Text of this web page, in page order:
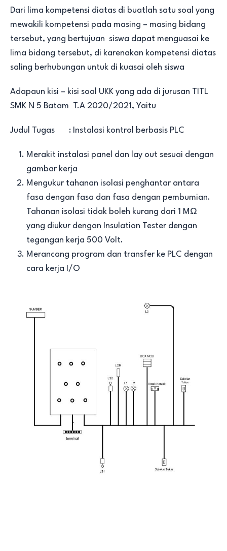
Dari lima kompetensi diatas di buatlah satu soal yang
mewakili kompetensi pada masing – masing bidang
tersebut, yang bertujuan siswa dapat menguasai ke
lima bidang tersebut, di karenakan kompetensi diatas
saling berhubungan untuk di kuasai oleh siswa
Adapaun kisi – kisi soal UKK yang ada di jurusan TITL
SMK N 5 Batam T.A 2020/2021, Yaitu
Judul Tugas : Instalasi kontrol berbasis PLC
Merakit instalasi panel dan lay out sesuai dengan
gambar kerja
Mengukur tahanan isolasi penghantar antara
fasa dengan fasa dan fasa dengan pembumian.
Tahanan isolasi tidak boleh kurang dari 1 MΩ
yang diukur dengan Insulation Tester dengan
tegangan kerja 500 Volt.
Merancang program dan transfer ke PLC dengan
cara kerja I/O